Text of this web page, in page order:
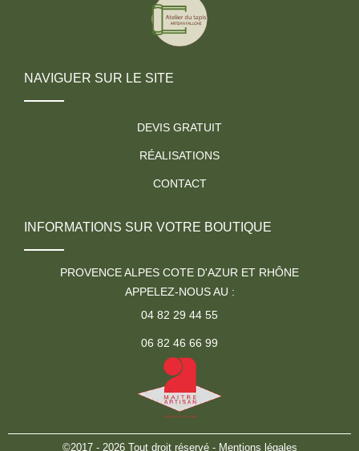
NAVIGUER SUR LE SITE
DEVIS GRATUIT
RÉALISATIONS
CONTACT
INFORMATIONS SUR VOTRE BOUTIQUE
PROVENCE ALPES COTE D'AZUR ET RHÔNE
APPELEZ-NOUS AU :
04 82 29 44 55
06 82 46 66 99
©2017 - 2026 Tout droit réservé - Mentions légales